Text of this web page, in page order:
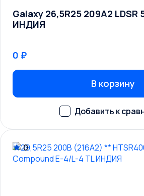
Galaxy 26,5R25 209A2 LDSR
ИНДИЯ
0 ₽
В корзину
0